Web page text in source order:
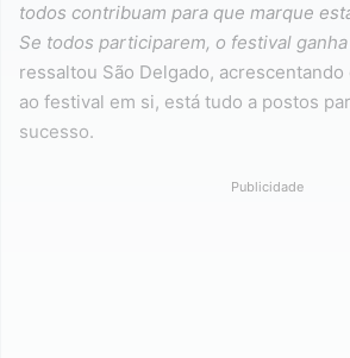
todos contribuam para que marque
Se todos participarem, o festival ganha
ressaltou São Delgado,
ao festival em si, está tudo a postos
sucesso.
Publicidade